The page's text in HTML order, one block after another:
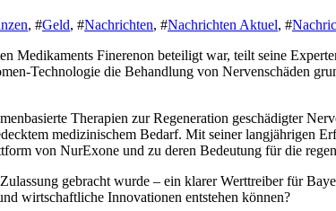
, #Geld, #Nachrichten, #Nachrichten Aktuel, #
Medikaments Finerenon beteiligt war, teilt seine
Technologie die Behandlung von Nervenschäden
Therapien zur Regeneration geschädigter
medizinischem Bedarf. Mit seiner langjährigen
von NurExone und zu deren Bedeutung für die
gebracht wurde – ein klarer Werttreiber für
wirtschaftliche Innovationen entstehen können?